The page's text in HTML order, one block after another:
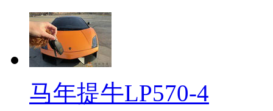
马年提牛LP570-4